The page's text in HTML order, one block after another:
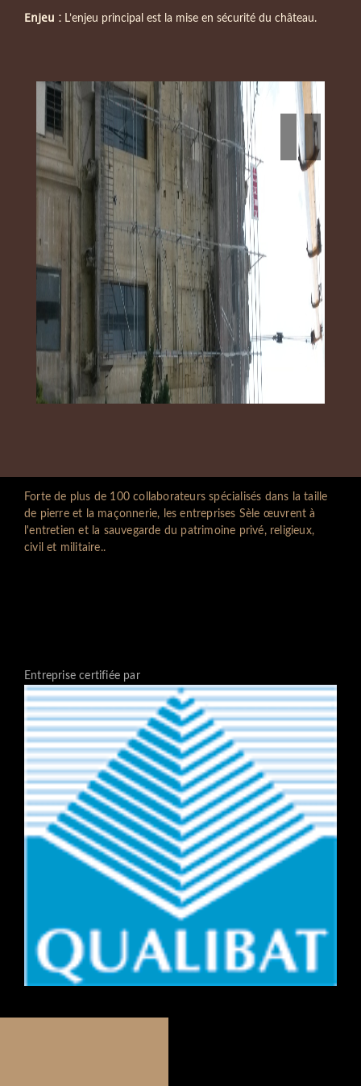
Enjeu : L’enjeu principal est la mise en sécurité du château.
Previous
Next
Forte de plus de 100 collaborateurs spécialisés dans la taille
de pierre et la maçonnerie, les entreprises Sèle œuvrent à
l'entretien et la sauvegarde du patrimoine privé, religieux,
civil et militaire..
Entreprise certifiée par